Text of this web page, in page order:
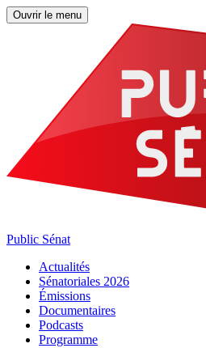
Ouvrir le menu
Public Sénat
Actualités
Sénatoriales 2026
Émissions
Documentaires
Podcasts
Programme